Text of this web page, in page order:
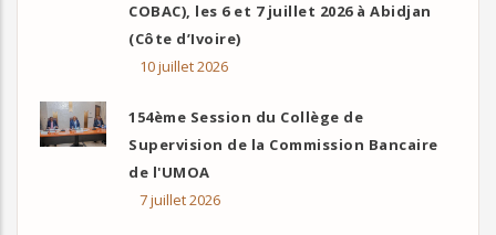
COBAC), les 6 et 7 juillet 2026 à Abidjan
(Côte d’Ivoire)
10 juillet 2026
154ème Session du Collège de
Supervision de la Commission Bancaire
de l'UMOA
7 juillet 2026